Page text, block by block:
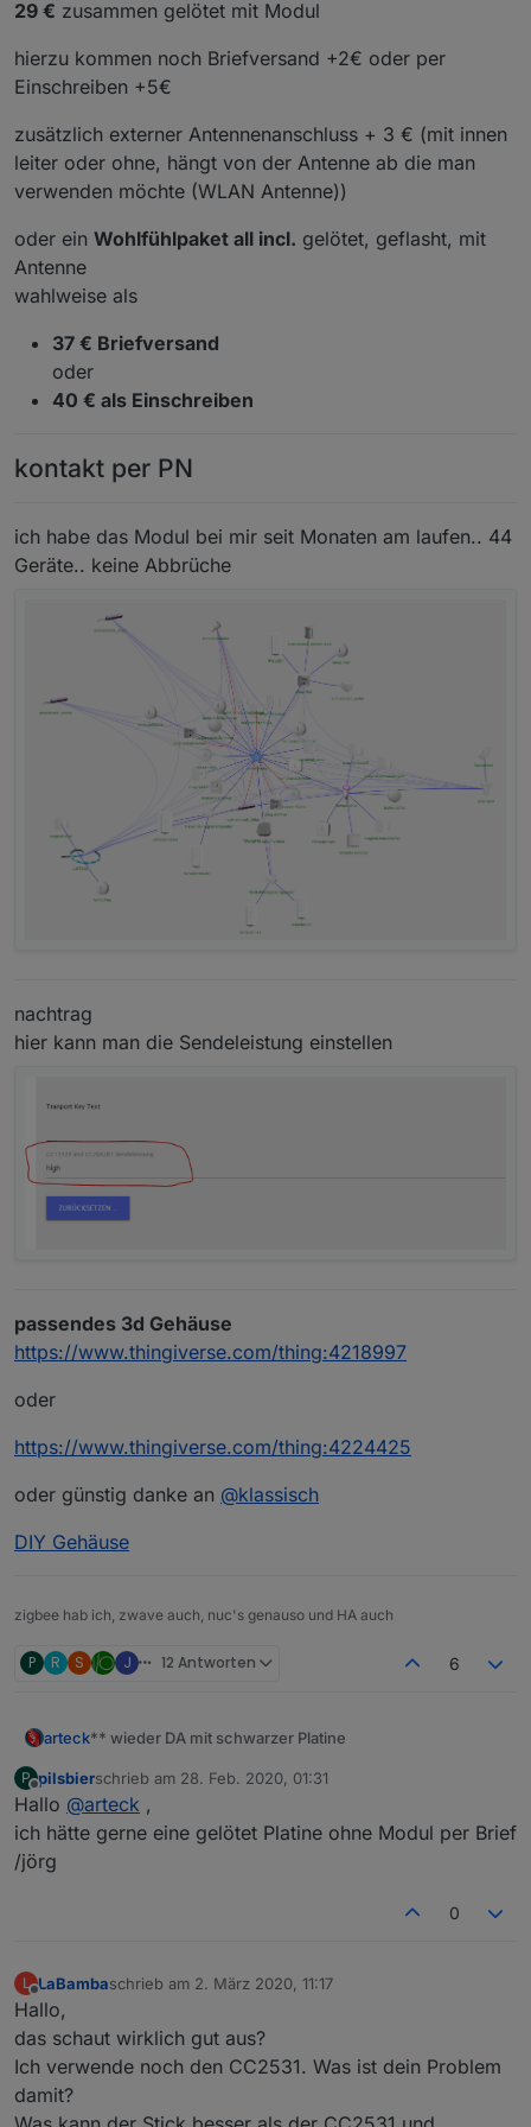
29 € zusammen gelötet mit Modul
hierzu kommen noch Briefversand +2€ oder per
Einschreiben +5€
zusätzlich externer Antennenanschluss + 3 € (mit innen
leiter oder ohne, hängt von der Antenne ab die man
verwenden möchte (WLAN Antenne))
oder ein Wohlfühlpaket all incl. gelötet, geflasht, mit
Antenne
wahlweise als
37 € Briefversand
oder
40 € als Einschreiben
kontakt per PN
ich habe das Modul bei mir seit Monaten am laufen.. 44
Geräte.. keine Abbrüche
nachtrag
hier kann man die Sendeleistung einstellen
passendes 3d Gehäuse
https://www.thingiverse.com/thing:4218997
oder
https://www.thingiverse.com/thing:4224425
oder günstig danke an @klassisch
DIY Gehäuse
zigbee hab ich, zwave auch, nuc's genauso und HA auch
P R S J 12 Antworten 6
arteck** wieder DA mit schwarzer Platine
P
Offline
pilsbierschrieb am 28. Feb. 2020, 01:31
zuletzt editiert von
Hallo @arteck ,
ich hätte gerne eine gelötet Platine ohne Modul per Brief
/jörg
0
L
Offline
LaBambaschrieb am 2. März 2020, 11:17
zuletzt editiert von
Hallo,
das schaut wirklich gut aus?
Ich verwende noch den CC2531. Was ist dein Problem
damit?